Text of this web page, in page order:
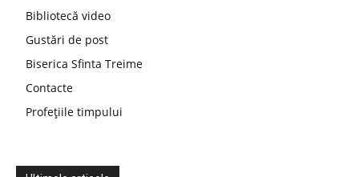
Bibliotecă video
Gustări de post
Biserica Sfinta Treime
Contacte
Profețiile timpului